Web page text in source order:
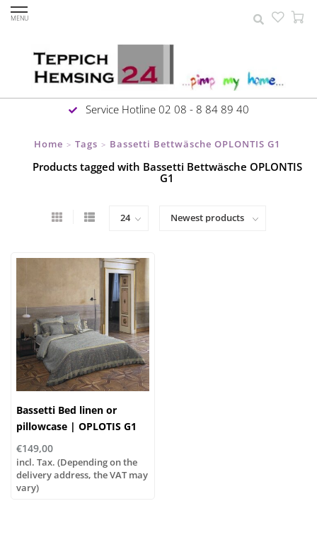
MENU
Service Hotline 02 08 - 8 84 89 40
Home > Tags > Bassetti Bettwäsche OPLONTIS G1
Products tagged with Bassetti Bettwäsche OPLONTIS
G1
Bassetti Bed linen or
pillowcase | OPLOTIS G1
€149,00
incl. Tax. (Depending on the
delivery address, the VAT may
vary)